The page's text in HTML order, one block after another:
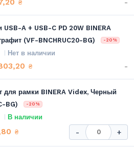
₴ -
USB-A + USB-C PD 20W BINERA
(VF-BNCHRUC20-BG)
-20%
Нет в наличии
₴ -
для рамки BINERA Videx, Черный
BG)
-20%
В наличии
₴ - +